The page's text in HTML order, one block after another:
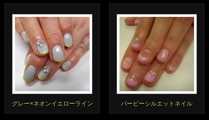
グレー×ネオンイエローライン バービーシルエットネイル